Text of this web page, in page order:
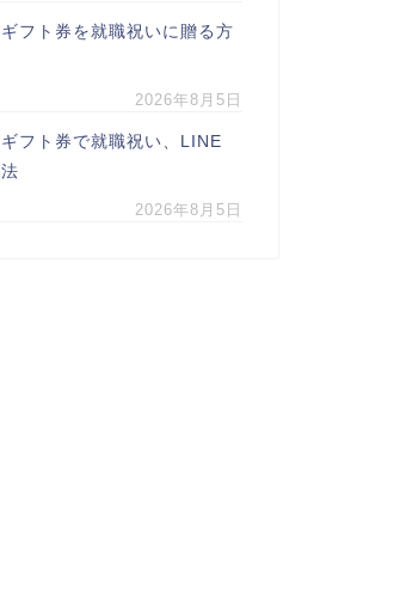
フト券を就職祝いに贈る方
2026年8月5日
フト券で就職祝い、LINE
2026年8月5日